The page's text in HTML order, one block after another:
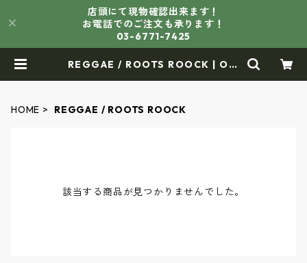
店頭にて現物確認出来ます！
お電話でのご注文も承ります！
03-6771-7425
REGGAE / ROOTS ROOCK | Old
HOME REGGAE / ROOTS ROOCK
該当する商品が見つかりませんでした。